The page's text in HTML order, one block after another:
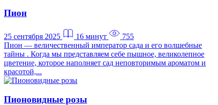
Пион
25 сентября 2025 16 минут
755
Пион — величественный император сада и его волшебные
тайны . Когда мы представляем себе пышное, великолепное
цветение, которое наполняет сад неповторимым ароматом и
красотой,...
Пионовидные розы